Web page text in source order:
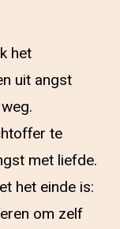
het
uit angst
te
met liefde.
het einde is:
om zelf